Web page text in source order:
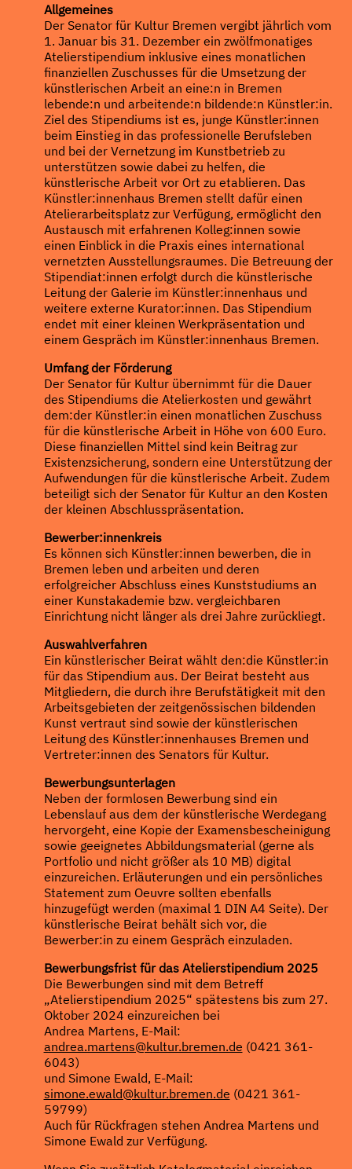
Allgemeines
Der Senator für Kultur Bremen vergibt jährlich vom
1. Januar bis 31. Dezember ein zwölfmonatiges
Atelierstipendium inklusive eines monatlichen
finanziellen Zuschusses für die Umsetzung der
künstlerischen Arbeit an eine:n in Bremen
lebende:n und arbeitende:n bildende:n Künstler:in.
Ziel des Stipendiums ist es, junge Künstler:innen
beim Einstieg in das professionelle Berufsleben
und bei der Vernetzung im Kunstbetrieb zu
unterstützen sowie dabei zu helfen, die
künstlerische Arbeit vor Ort zu etablieren. Das
Künstler:innenhaus Bremen stellt dafür einen
Atelierarbeitsplatz zur Verfügung, ermöglicht den
Austausch mit erfahrenen Kolleg:innen sowie
einen Einblick in die Praxis eines international
vernetzten Ausstellungsraumes. Die Betreuung der
Stipendiat:innen erfolgt durch die künstlerische
Leitung der Galerie im Künstler:innenhaus und
weitere externe Kurator:innen. Das Stipendium
endet mit einer kleinen Werkpräsentation und
einem Gespräch im Künstler:innenhaus Bremen.
Umfang der Förderung
Der Senator für Kultur übernimmt für die Dauer
des Stipendiums die Atelierkosten und gewährt
dem:der Künstler:in einen monatlichen Zuschuss
für die künstlerische Arbeit in Höhe von 600 Euro.
Diese finanziellen Mittel sind kein Beitrag zur
Existenzsicherung, sondern eine Unterstützung der
Aufwendungen für die künstlerische Arbeit. Zudem
beteiligt sich der Senator für Kultur an den Kosten
der kleinen Abschlusspräsentation.
Bewerber:innenkreis
Es können sich Künstler:innen bewerben, die in
Bremen leben und arbeiten und deren
erfolgreicher Abschluss eines Kunststudiums an
einer Kunstakademie bzw. vergleichbaren
Einrichtung nicht länger als drei Jahre zurückliegt.
Auswahlverfahren
Ein künstlerischer Beirat wählt den:die Künstler:in
für das Stipendium aus. Der Beirat besteht aus
Mitgliedern, die durch ihre Berufstätigkeit mit den
Arbeitsgebieten der zeitgenössischen bildenden
Kunst vertraut sind sowie der künstlerischen
Leitung des Künstler:innenhauses Bremen und
Vertreter:innen des Senators für Kultur.
Bewerbungsunterlagen
Neben der formlosen Bewerbung sind ein
Lebenslauf aus dem der künstlerische Werdegang
hervorgeht, eine Kopie der Examensbescheinigung
sowie geeignetes Abbildungsmaterial (gerne als
Portfolio und nicht größer als 10 MB) digital
einzureichen. Erläuterungen und ein persönliches
Statement zum Oeuvre sollten ebenfalls
hinzugefügt werden (maximal 1 DIN A4 Seite). Der
künstlerische Beirat behält sich vor, die
Bewerber:in zu einem Gespräch einzuladen.
Bewerbungsfrist für das Atelierstipendium 2025
Die Bewerbungen sind mit dem Betreff
„Atelierstipendium 2025“ spätestens bis zum 27.
Oktober 2024 einzureichen bei
Andrea Martens, E-Mail:
andrea.martens@kultur.bremen.de (0421 361-
6043)
und Simone Ewald, E-Mail:
simone.ewald@kultur.bremen.de (0421 361-
59799)
Auch für Rückfragen stehen Andrea Martens und
Simone Ewald zur Verfügung.